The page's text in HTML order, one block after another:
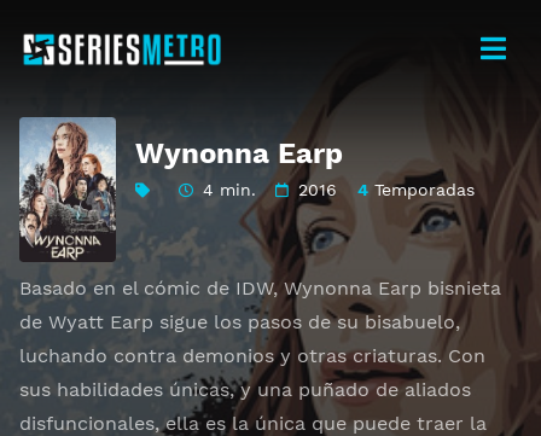
Wynonna Earp
4 min. 2016 4Temporadas
Basado en el cómic de IDW, Wynonna Earp bisnieta
de Wyatt Earp sigue los pasos de su bisabuelo,
luchando contra demonios y otras criaturas. Con
sus habilidades únicas, y una puñado de aliados
disfuncionales, ella es la única que puede traer la